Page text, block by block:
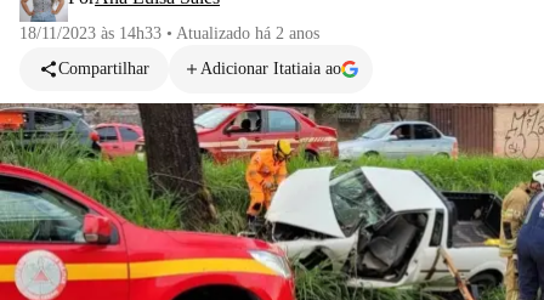
18/11/2023 às 14h33 • Atualizado há 2 anos
Compartilhar
Adicionar Itatiaia ao